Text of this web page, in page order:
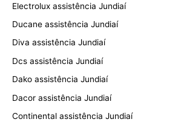
Electrolux assistência Jundiaí
Ducane assistência Jundiaí
Diva assistência Jundiaí
Dcs assistência Jundiaí
Dako assistência Jundiaí
Dacor assistência Jundiaí
Continental assistência Jundiaí